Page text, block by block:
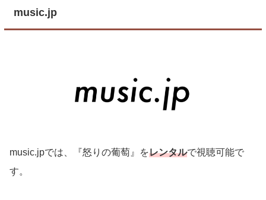
music.jp
music.jpでは、『怒りの葡萄』をレンタルで視聴可能で
す。